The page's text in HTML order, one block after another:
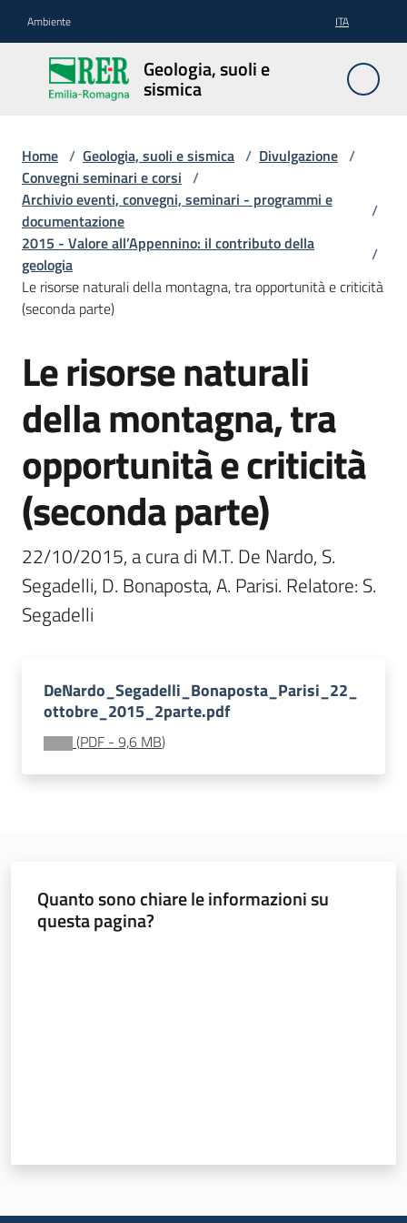
Ambiente ITA
Geologia, suoli e
sismica
Geologia,
suoli e
sismica
Geologia
Suoli
Cartografia
e
dati
Ambiente
Piani Programmi
Home / Geologia, suoli e sismica / Divulgazione /
Convegni seminari e corsi /
Archivio eventi, convegni, seminari - programmi e
documentazione
/
2015 - Valore all’Appennino: il contributo della
geologia
/
Le risorse naturali della montagna, tra opportunità e criticità
(seconda parte)
Le risorse naturali
della montagna, tra
opportunità e criticità
(seconda parte)
22/10/2015, a cura di M.T. De Nardo, S.
Segadelli, D. Bonaposta, A. Parisi. Relatore: S.
Segadelli
DeNardo_Segadelli_Bonaposta_Parisi_22_
ottobre_2015_2parte.pdf
(PDF - 9,6 MB)
Quanto sono chiare le informazioni su
questa pagina?